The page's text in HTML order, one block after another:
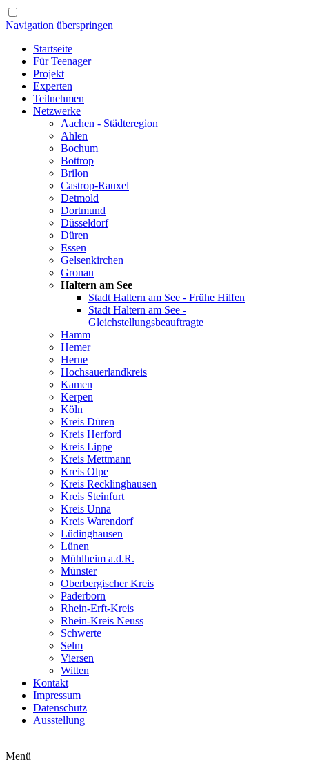
Navigation überspringen
Startseite
Für Teenager
Projekt
Experten
Teilnehmen
Netzwerke
Aachen - Städteregion
Ahlen
Bochum
Bottrop
Brilon
Castrop-Rauxel
Detmold
Dortmund
Düsseldorf
Düren
Essen
Gelsenkirchen
Gronau
Haltern am See
Stadt Haltern am See - Frühe Hilfen
Stadt Haltern am See -
Gleichstellungsbeauftragte
Hamm
Hemer
Herne
Hochsauerlandkreis
Kamen
Kerpen
Köln
Kreis Düren
Kreis Herford
Kreis Lippe
Kreis Mettmann
Kreis Olpe
Kreis Recklinghausen
Kreis Steinfurt
Kreis Unna
Kreis Warendorf
Lüdinghausen
Lünen
Mühlheim a.d.R.
Münster
Oberbergischer Kreis
Paderborn
Rhein-Erft-Kreis
Rhein-Kreis Neuss
Schwerte
Selm
Viersen
Witten
Kontakt
Impressum
Datenschutz
Ausstellung
Menü